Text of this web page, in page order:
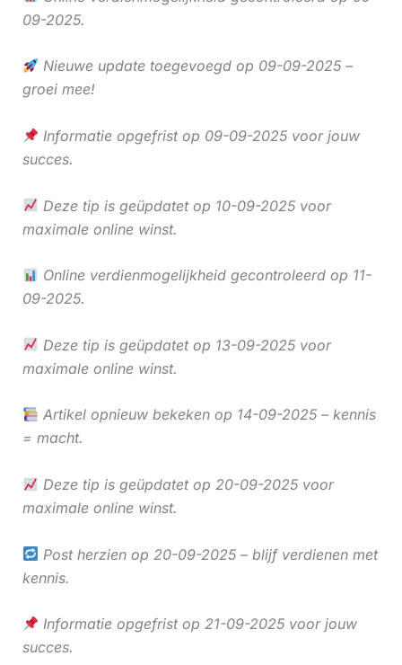
09-2025.
Nieuwe update toegevoegd op 09-09-2025 –
groei mee!
Informatie opgefrist op 09-09-2025 voor jouw
succes.
Deze tip is geüpdatet op 10-09-2025 voor
maximale online winst.
Online verdienmogelijkheid gecontroleerd op 11-
09-2025.
Deze tip is geüpdatet op 13-09-2025 voor
maximale online winst.
Artikel opnieuw bekeken op 14-09-2025 – kennis
= macht.
Deze tip is geüpdatet op 20-09-2025 voor
maximale online winst.
Post herzien op 20-09-2025 – blijf verdienen met
kennis.
Informatie opgefrist op 21-09-2025 voor jouw
succes.